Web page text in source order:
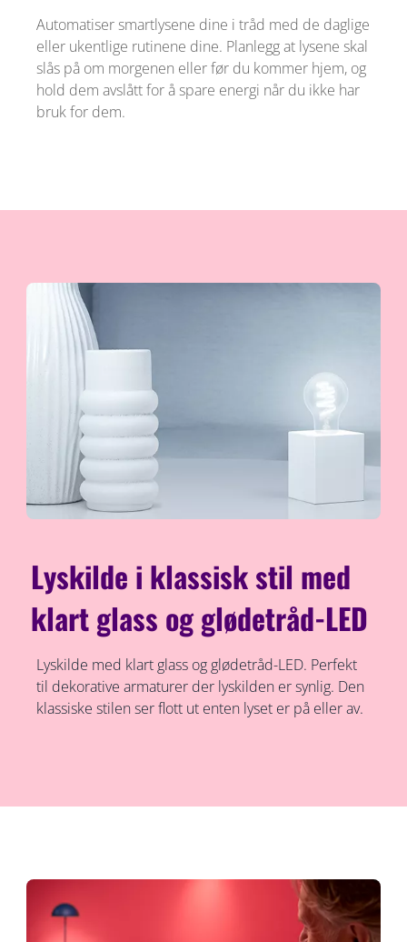
Automatiser smartlysene dine i tråd med de daglige
eller ukentlige rutinene dine. Planlegg at lysene skal
slås på om morgenen eller før du kommer hjem, og
hold dem avslått for å spare energi når du ikke har
bruk for dem.
Lyskilde i klassisk stil med
klart glass og glødetråd-LED
Lyskilde med klart glass og glødetråd-LED. Perfekt
til dekorative armaturer der lyskilden er synlig. Den
klassiske stilen ser flott ut enten lyset er på eller av.